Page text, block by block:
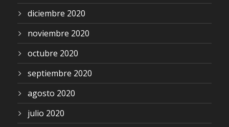
diciembre 2020
noviembre 2020
octubre 2020
septiembre 2020
agosto 2020
julio 2020